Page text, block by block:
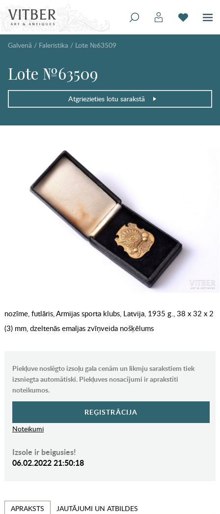
Galvenā / Faleristika / Lote №63509
Lote №63509
Atgriezieties lotu sarakstā
nozīme, futlāris, Armijas sporta klubs, Latvija, 1935 g., 38 х 32 х 2
(3) mm, dzeltenās emaljas zvīņveida nošķēlums
Piekļuve noslēgto izsoļu gala cenām un likmju sarakstiem tiek
izsniegta automātiski. Piekļuves nosacījumi ir aprakstīti
noteikumos.
REĢISTRĀCIJA
Noteikumi
Izsole ir beigusies!
06.02.2022 21:50:18
APRAKSTS JAUTĀJUMI UN ATBILDES